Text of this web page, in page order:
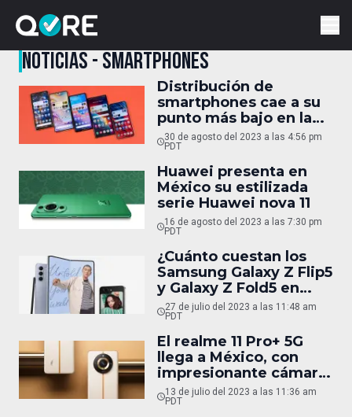
NOTICIAS - SMARTPHONES
Distribución de
smartphones cae a su
punto más bajo en la
última década
30 de agosto del 2023 a las 4:56 pm
PDT
Huawei presenta en
México su estilizada
serie Huawei nova 11
16 de agosto del 2023 a las 7:30 pm
PDT
¿Cuánto cuestan los
Samsung Galaxy Z Flip5
y Galaxy Z Fold5 en
México?
27 de julio del 2023 a las 11:48 am
PDT
El realme 11 Pro+ 5G
llega a México, con
impresionante cámara
de 200 MP
13 de julio del 2023 a las 11:36 am
PDT